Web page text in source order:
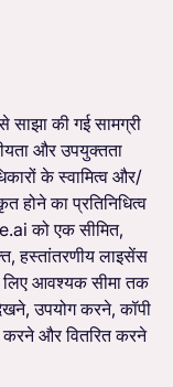
की गई सामग्री
और उपयुक्तता
के स्वामित्व और/
होने का प्रतिनिधित्व
को एक सीमित,
हस्तांतरणीय लाइसेंस
आवश्यक सीमा तक
उपयोग करने, कॉपी
करने और वितरित करने